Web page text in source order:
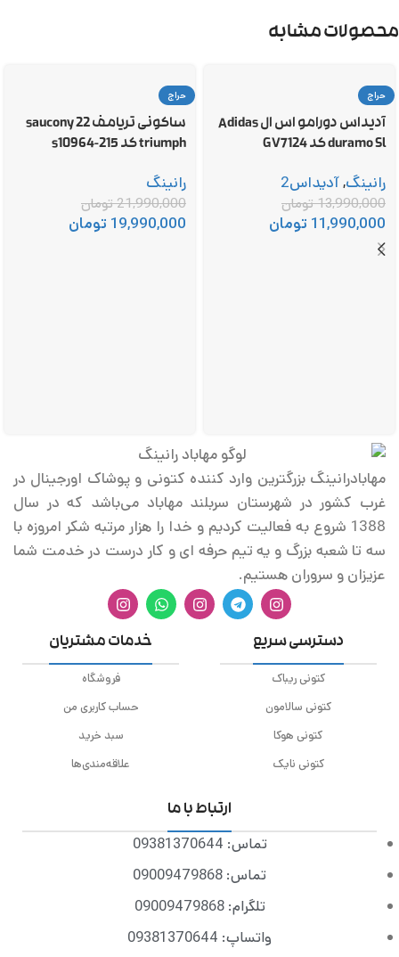
محصولات مشابه
حراج
آدیداس دورامو اس ال Adidas
duramo Sl کد GV7124
رانینگ,آدیداس2
13,990,000تومان
11,990,000 تومان
حراج
ساکونی تریامف 22 saucony
triumph کد s10964-215
رانینگ
21,990,000تومان
19,990,000 تومان
مهابادرانینگ بزرگترین وارد کننده کتونی و پوشاک اورجینال در
غرب کشور در شهرستان سربلند مهاباد می‌باشد که در سال
1388 شروع به فعالیت کردیم و خدا را هزار مرتبه شکر امروزه با
سه تا شعبه بزرگ و یه تیم حرفه ای و کار درست در خدمت شما
عزیزان و سروران هستیم.
دسترسی سریع
کتونی ریباک
کتونی سالامون
کتونی هوکا
کتونی نایک
خدمات مشتریان
فروشگاه
حساب کاربری من
سبد خرید
علاقه‌مندی‌ها
ارتباط با ما
تماس: 09381370644
تماس: 09009479868
تلگرام: 09009479868
واتساپ: 09381370644